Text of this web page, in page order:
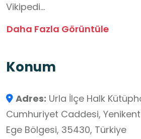
Vikipedi
Önceleri Hakan Çeken Kültür
sağlık ocağı olarak kullanılan
kapsamlı restorasyonunun
ardından, Zafer Caddesi
Daha Fazla Görüntüle
Konum
Adres: Urla İlçe Halk
Cumhuriyet Caddesi,
Ege Bölgesi, 35430, Türkiye